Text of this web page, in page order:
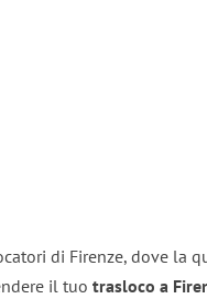
di Firenze, dove la
il tuo trasloco a